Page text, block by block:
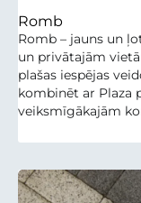
Romb
Romb – jauns un
un privātajām
plašas iespējas
kombinēt ar Plaza
veiksmīgākajām